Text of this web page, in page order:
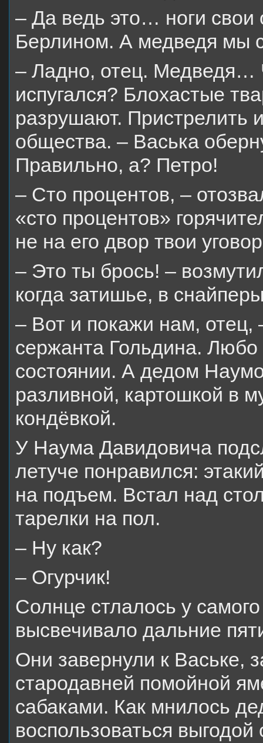
– Да ведь это… ноги
Берлином. А медведя мы
– Ладно, отец. Медведя…
испугался? Блохастые
разрушают. Пристрелить
общества. – Васька
Правильно, а? Петро!
– Сто процентов, –
«сто процентов»
не на его двор твои
– Это ты брось! –
когда затишье, в
– Вот и покажи нам, отец,
сержанта Гольдина. Любо
состоянии. А дедом
разливной, картошкой в
кондёвкой.
У Наума Давидовича
летуче понравился:
на подъем. Встал над
тарелки на пол.
– Ну как?
– Огурчик!
Солнце стлалось у
высвечивало дальние
Они завернули к Ваське,
стародавней помойной
сабаками. Как мнилось
воспользоваться